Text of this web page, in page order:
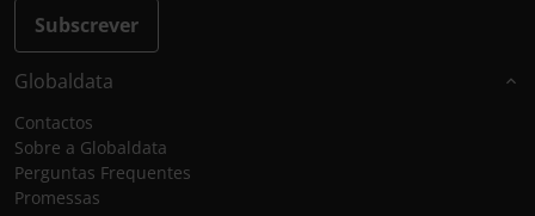
Subscrever
Globaldata
Contactos
Sobre a Globaldata
Perguntas Frequentes
Promessas